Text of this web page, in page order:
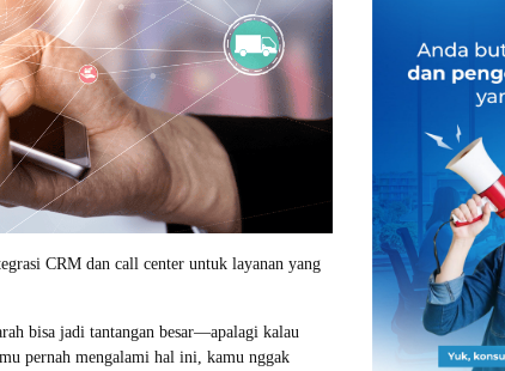
CRM dan call center untuk layanan yang
bisa jadi tantangan besar—apalagi kalau
pernah mengalami hal ini, kamu nggak